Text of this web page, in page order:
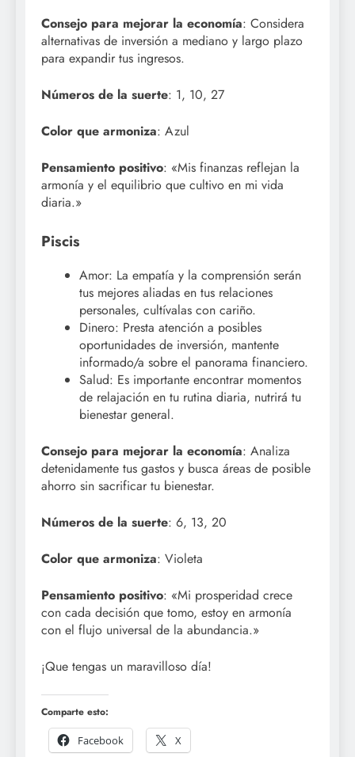
Consejo para mejorar la economía: Considera
alternativas de inversión a mediano y largo plazo
para expandir tus ingresos.
Números de la suerte: 1, 10, 27
Color que armoniza: Azul
Pensamiento positivo: «Mis finanzas reflejan la
armonía y el equilibrio que cultivo en mi vida
diaria.»
Piscis
Amor: La empatía y la comprensión serán
tus mejores aliadas en tus relaciones
personales, cultívalas con cariño.
Dinero: Presta atención a posibles
oportunidades de inversión, mantente
informado/a sobre el panorama financiero.
Salud: Es importante encontrar momentos
de relajación en tu rutina diaria, nutrirá tu
bienestar general.
Consejo para mejorar la economía: Analiza
detenidamente tus gastos y busca áreas de posible
ahorro sin sacrificar tu bienestar.
Números de la suerte: 6, 13, 20
Color que armoniza: Violeta
Pensamiento positivo: «Mi prosperidad crece
con cada decisión que tomo, estoy en armonía
con el flujo universal de la abundancia.»
¡Que tengas un maravilloso día!
Comparte esto:
Facebook
X